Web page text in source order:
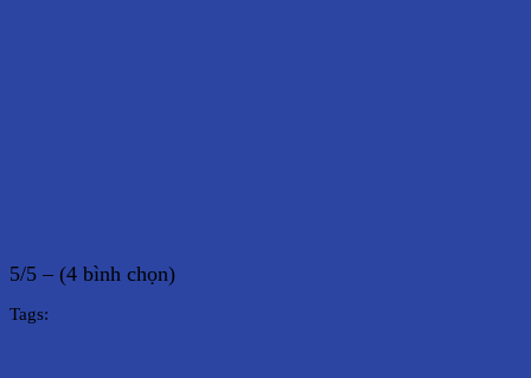
5/5 – (4 bình chọn)
Tags: